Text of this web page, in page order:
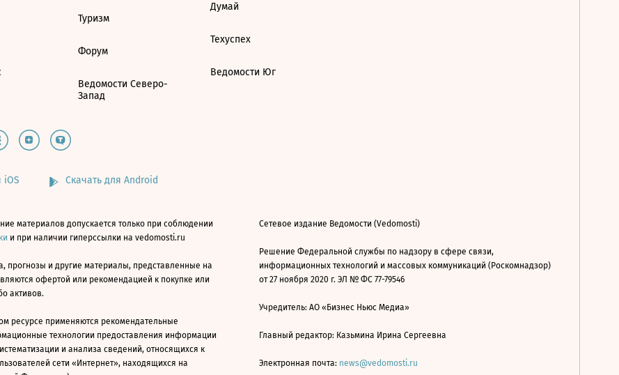
Туризм
Форум
Ведомости Северо-
Запад
Думай
Техуспех
Ведомости Юг
iOS Скачать для Android
материалов допускается только при соблюдении
и при наличии гиперссылки на vedomosti.ru
прогнозы и другие материалы, представленные на
офертой или рекомендацией к покупке или
активов.
ресурсе применяются рекомендательные
технологии предоставления информации
и анализа сведений, относящихся к
сети «Интернет», находящихся на
Сетевое издание Ведомости (Vedomosti)
Решение Федеральной службы по надзору в сфере связи,
информационных технологий и массовых коммуникаций (Роскомнадзор)
от 27 ноября 2020 г. ЭЛ № ФС 77-79546
Учредитель: АО «Бизнес Ньюс Медиа»
Главный редактор: Казьмина Ирина Сергеевна
Электронная почта: news@vedomosti.ru